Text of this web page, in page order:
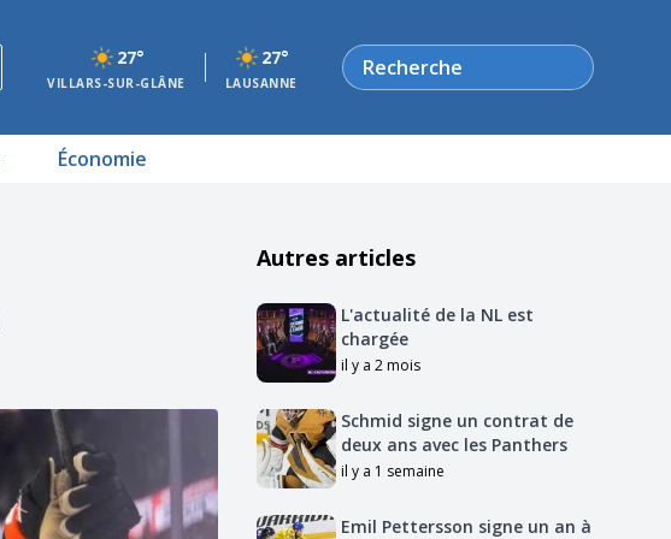
27°
VILLARS-SUR-GLÂNE
27°
LAUSANNE
Rechercher
Économie
Autres articles
L'actualité de la NL est
chargée
il y a 2 mois
Schmid signe un contrat de
deux ans avec les Panthers
il y a 1 semaine
Emil Pettersson signe un an à